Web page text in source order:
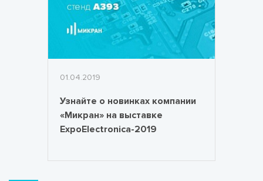
01.04.2019
Узнайте о новинках компании
«Микран» на выставке
ExpoElectronica-2019